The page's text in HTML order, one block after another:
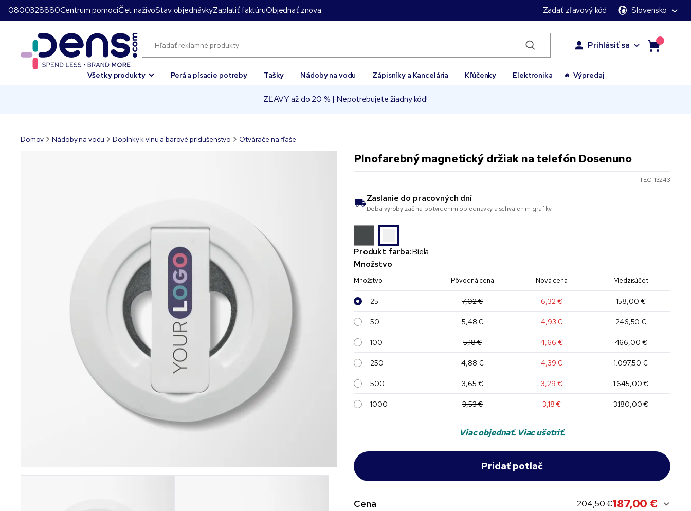
0800328880Centrum pomociČet naživoStav objednávkyZaplatiť faktúruObjednať znova Zadať zľavový kód Slovensko
Prihlásiť sa
Všetky produkty Perá a písacie potreby Tašky Nádoby na vodu Zápisníky a Kancelária Kľúčenky Elektronika Výpredaj
ZĽAVY až do 20 % | Nepotrebujete žiadny kód!
Domov Nádoby na vodu Doplnky k vínu a barové príslušenstvo Otvárače na fľaše
Plnofarebný magnetický držiak na telefón Dosenuno
TEC-13243
Zaslanie do pracovných dní
Doba výroby začína potvrdením objednávky a schválením grafiky
Produkt farba:Biela
Množstvo
Množstvo Pôvodná cena Nová cena Medzisúčet
25 7,02 € 6,32 € 158,00 €
50 5,48 € 4,93 € 246,50 €
100 5,18 € 4,66 € 466,00 €
250 4,88 € 4,39 € 1.097,50 €
500 3,65 € 3,29 € 1.645,00 €
1000 3,53 € 3,18 € 3.180,00 €
Viac objednať. Viac ušetriť.
Cena original price:
204,50 €current sale price:
187,00 €